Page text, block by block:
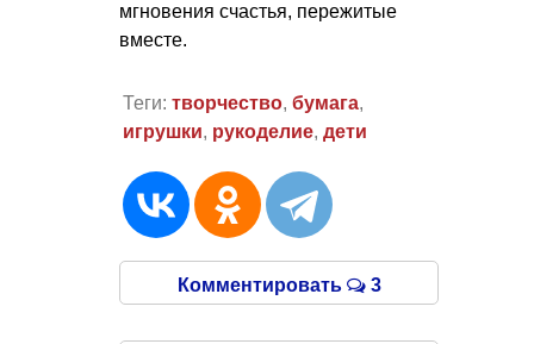
мгновения счастья, пережитые
вместе.
Теги: творчество, бумага,
игрушки, рукоделие, дети
Комментировать 3